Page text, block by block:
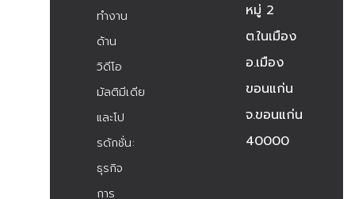
ทำงาน
ด้าน
วิดีโอ
มัลติมีเดีย
และโป
รดักชั่น:
ธุรกิจ
การ
หมู่ 2
ต.ในเมือง
อ.เมือง
ขอนแก่น
จ.ขอนแก่น
40000